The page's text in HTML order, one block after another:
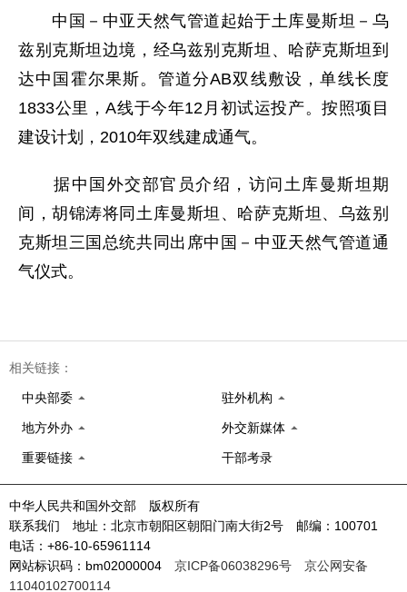
中国－中亚天然气管道起始于土库曼斯坦－乌
兹别克斯坦边境，经乌兹别克斯坦、哈萨克斯坦到
达中国霍尔果斯。管道分AB双线敷设，单线长度
1833公里，A线于今年12月初试运投产。按照项目
建设计划，2010年双线建成通气。
据中国外交部官员介绍，访问土库曼斯坦期
间，胡锦涛将同土库曼斯坦、哈萨克斯坦、乌兹别
克斯坦三国总统共同出席中国－中亚天然气管道通
气仪式。
相关链接：
中央部委 驻外机构
地方外办 外交新媒体
重要链接 干部考录
中华人民共和国外交部 版权所有
联系我们 地址：北京市朝阳区朝阳门南大街2号 邮编：100701
电话：+86-10-65961114
网站标识码：bm02000004 京ICP备06038296号
京公网安备
11040102700114